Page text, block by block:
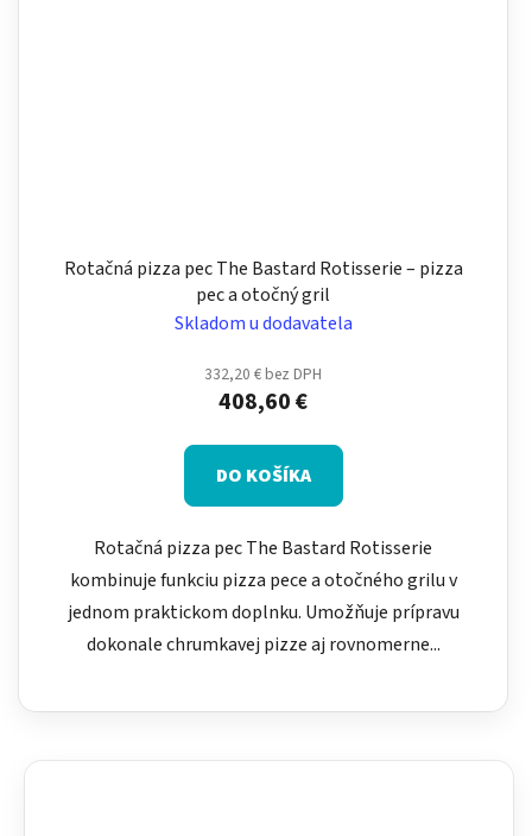
Rotačná pizza pec The Bastard Rotisserie – pizza
pec a otočný gril
Skladom u dodavatela
332,20 € bez DPH
408,60 €
DO KOŠÍKA
Rotačná pizza pec The Bastard Rotisserie
kombinuje funkciu pizza pece a otočného grilu v
jednom praktickom doplnku. Umožňuje prípravu
dokonale chrumkavej pizze aj rovnomerne...